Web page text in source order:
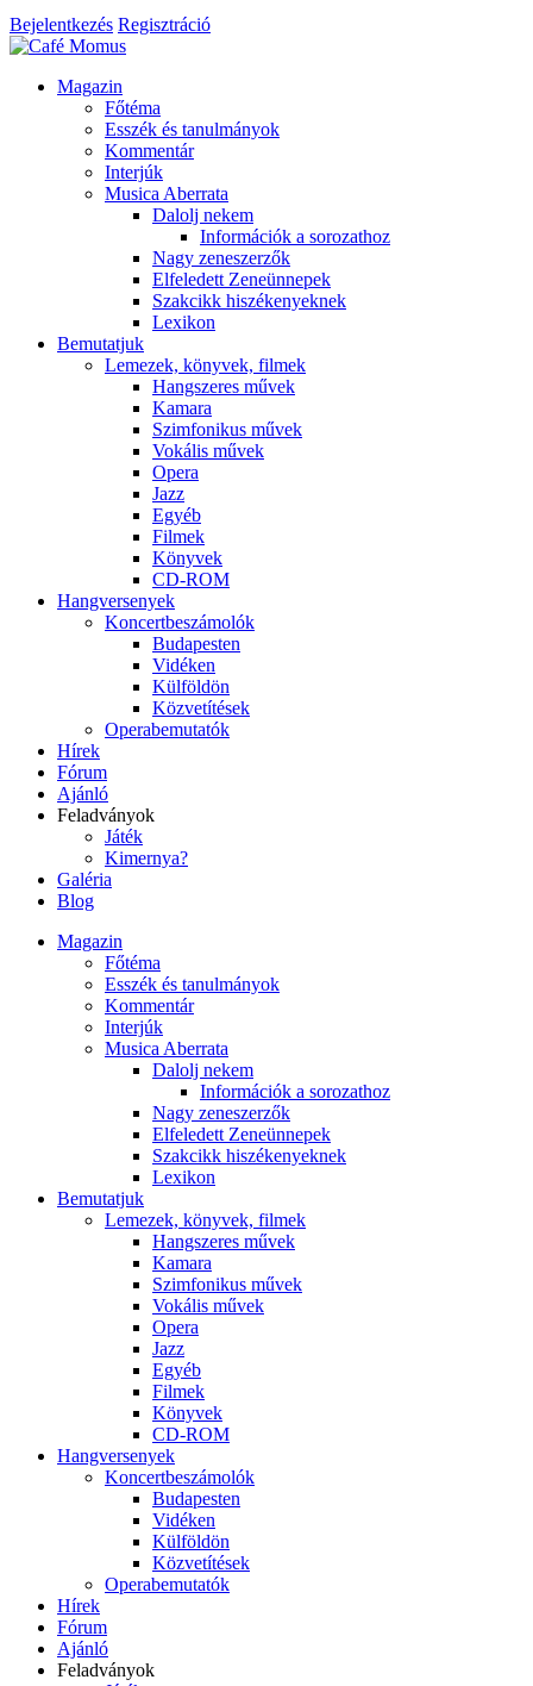
Bejelentkezés Regisztráció
Magazin
Főtéma
Esszék és tanulmányok
Kommentár
Interjúk
Musica Aberrata
Dalolj nekem
Információk a sorozathoz
Nagy zeneszerzők
Elfeledett Zeneünnepek
Szakcikk hiszékenyeknek
Lexikon
Bemutatjuk
Lemezek, könyvek, filmek
Hangszeres művek
Kamara
Szimfonikus művek
Vokális művek
Opera
Jazz
Egyéb
Filmek
Könyvek
CD-ROM
Hangversenyek
Koncertbeszámolók
Budapesten
Vidéken
Külföldön
Közvetítések
Operabemutatók
Hírek
Fórum
Ajánló
Feladványok
Játék
Kimernya?
Galéria
Blog
Magazin
Főtéma
Esszék és tanulmányok
Kommentár
Interjúk
Musica Aberrata
Dalolj nekem
Információk a sorozathoz
Nagy zeneszerzők
Elfeledett Zeneünnepek
Szakcikk hiszékenyeknek
Lexikon
Bemutatjuk
Lemezek, könyvek, filmek
Hangszeres művek
Kamara
Szimfonikus művek
Vokális művek
Opera
Jazz
Egyéb
Filmek
Könyvek
CD-ROM
Hangversenyek
Koncertbeszámolók
Budapesten
Vidéken
Külföldön
Közvetítések
Operabemutatók
Hírek
Fórum
Ajánló
Feladványok